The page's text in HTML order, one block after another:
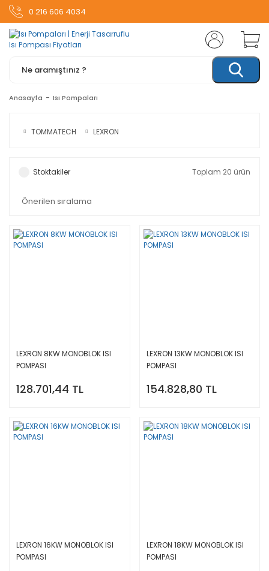
0 216 606 4034
Anasayfa Isı Pompaları
TOMMATECH LEXRON
Stoktakiler Toplam 20 ürün
LEXRON 8KW MONOBLOK ISI
POMPASI
128.701,44 TL
LEXRON 13KW MONOBLOK ISI
POMPASI
154.828,80 TL
LEXRON 16KW MONOBLOK ISI
POMPASI
LEXRON 18KW MONOBLOK ISI
POMPASI